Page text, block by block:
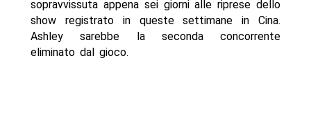
sopravvissuta appena sei giorni alle riprese dello
show registrato in queste settimane in Cina.
Ashley sarebbe la seconda concorrente
eliminato dal gioco.